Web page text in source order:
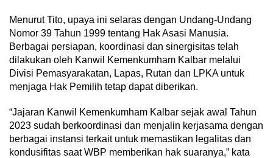
Menurut Tito, upaya ini selaras dengan Undang-Undang
Nomor 39 Tahun 1999 tentang Hak Asasi Manusia.
Berbagai persiapan, koordinasi dan sinergisitas telah
dilakukan oleh Kanwil Kemenkumham Kalbar melalui
Divisi Pemasyarakatan, Lapas, Rutan dan LPKA untuk
menjaga Hak Pemilih tetap dapat diberikan.
“Jajaran Kanwil Kemenkumham Kalbar sejak awal Tahun
2023 sudah berkoordinasi dan menjalin kerjasama dengan
berbagai instansi terkait untuk memastikan legalitas dan
kondusifitas saat WBP memberikan hak suaranya,” kata